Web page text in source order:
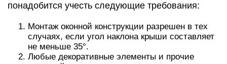
понадобится учесть следующие требования:
Монтаж оконной конструкции разрешен в тех
случаях, если угол наклона крыши составляет
не меньше 35°.
Любые декоративные элементы и прочие